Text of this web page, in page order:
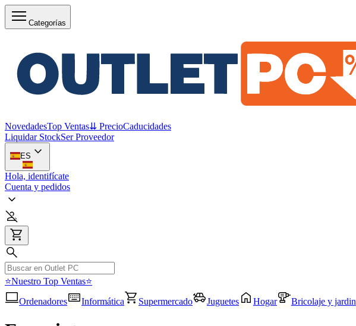
Categorías
NovedadesTop Ventas⇊ PrecioCaducidades
Liquidar StockSer Proveedor
ES
Hola, identifícate
Cuenta y pedidos
⭐Nuestro Top Ventas⭐
Ordenadores
Informática Supermercado Juguetes Hogar Bricolaje y jardin